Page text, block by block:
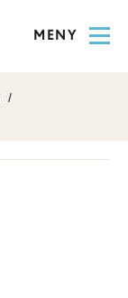
MENY